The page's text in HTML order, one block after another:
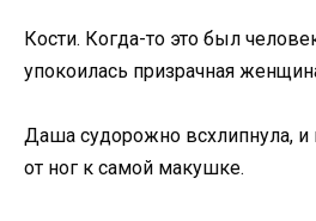
Кости. Когда-то это был
упокоилась призрачная
Даша судорожно всхлипнула,
от ног к самой макушке.